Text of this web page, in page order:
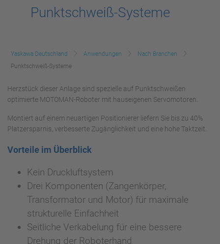
Punktschweiß-Systeme
Yaskawa Deutschland Anwendungen
Nach Branchen
Punktschweiß-Systeme
Herzstück dieser Anlage sind spezielle auf Punktschweißen
optimierte MOTOMAN-Roboter mit hauseigenen Servomotoren.
Montiert auf einem neuartigen Positionierer liefern Sie bis zu 40%
Platzersparnis, verbesserte Zugänglichkeit und eine hohe Taktzeit.
Vorteile im Überblick
Kein Druckluftsystem
Drei Komponenten (Zangenkörper,
Transformator und Motor) für maximale
strukturelle Einfachheit
Seitliche Verkabelung für eine bessere
Drehung der Roboterhand